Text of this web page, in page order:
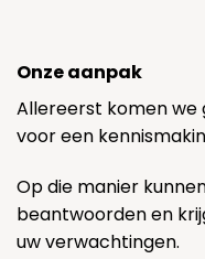
Onze aanpak
Allereerst komen we
voor een
Op die manier
beantwoorden en
uw verwachtingen.